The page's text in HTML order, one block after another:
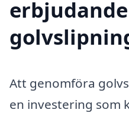
Att genomföra
en investering som